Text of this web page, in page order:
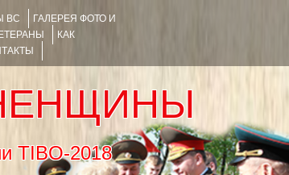
ВС
ГАЛЕРЕЯ ФОТО И
КАК
TIBO-2018